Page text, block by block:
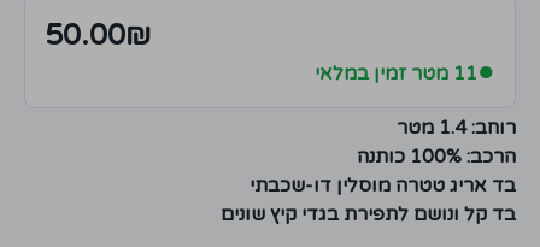
50.00₪
●11 מטר זמין במלאי
רוחב: 1.4 מטר
הרכב: 100% כותנה
בד אריג טטרה מוסלין דו-שכבתי
בד קל ונושם לתפירת בגדי קיץ שונים